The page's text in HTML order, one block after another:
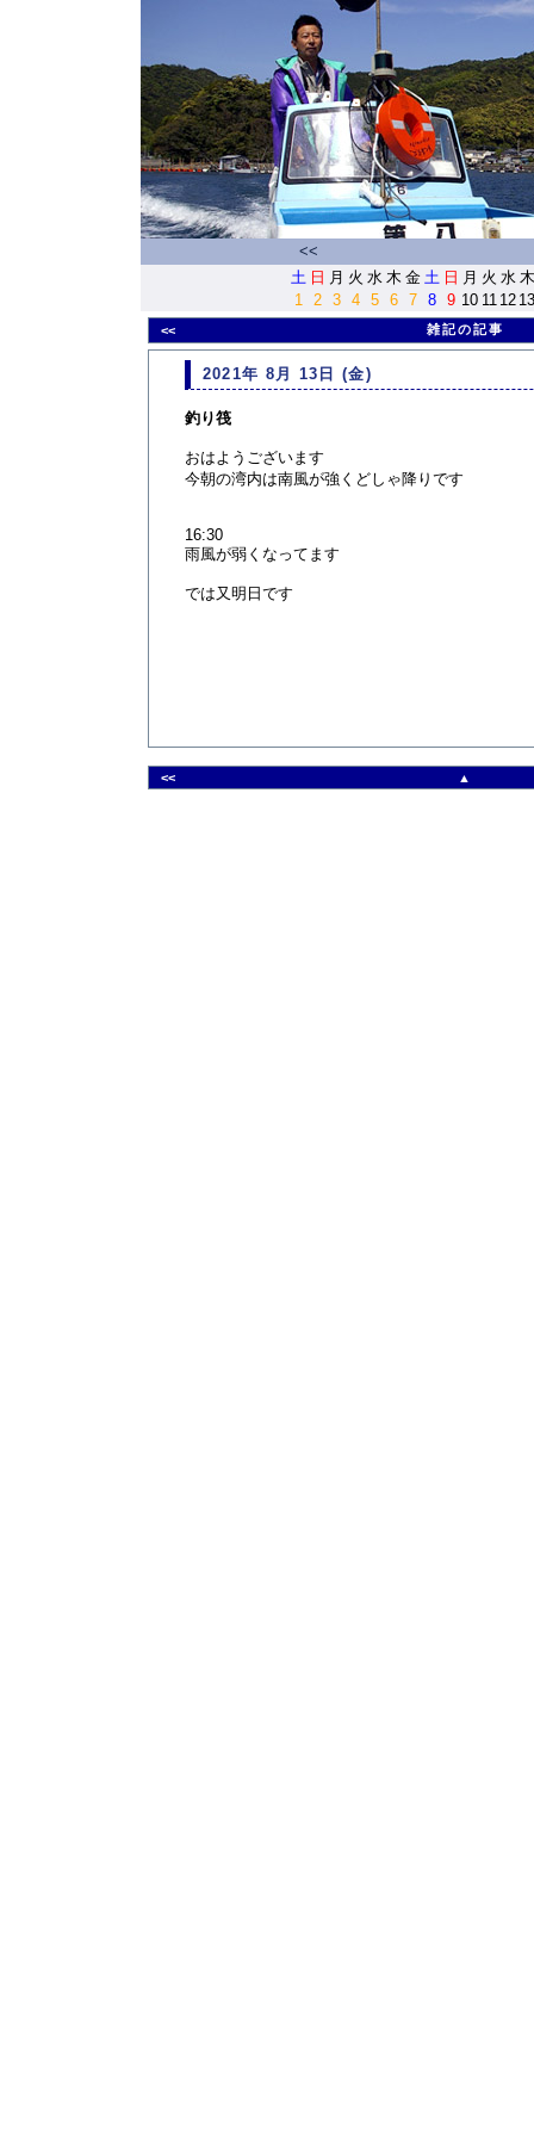
<<
土 日 月 火 水 木 金 土 日 月 火 水 木
1
2 3 4 5 6 7 8 9 10 11 12 13
<< 雑記の記事
2021年 8月 13日 (金)
釣り筏
おはようございます
今朝の湾内は南風が強くどしゃ降りです
16:30
雨風が弱くなってます
では又明日です
<< ▲